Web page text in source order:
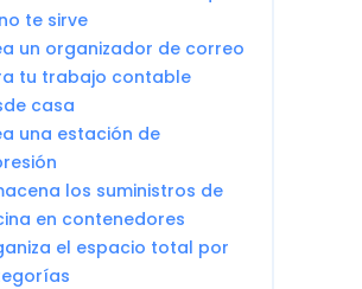
te sirve
un organizador de correo
tu trabajo contable
casa
una estación de
los suministros de
en contenedores
el espacio total por